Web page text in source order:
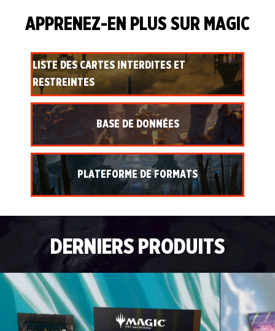
APPRENEZ-EN PLUS SUR MAGIC
LISTE DES CARTES INTERDITES ET
RESTREINTES
BASE DE DONNÉES
PLATEFORME DE FORMATS
DERNIERS PRODUITS